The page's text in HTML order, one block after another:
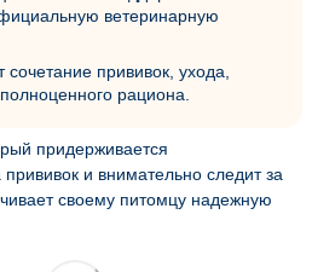
ветеринарную
сочетание прививок, ухода,
рациона.
придерживается
и внимательно следит за
своему питомцу надежную